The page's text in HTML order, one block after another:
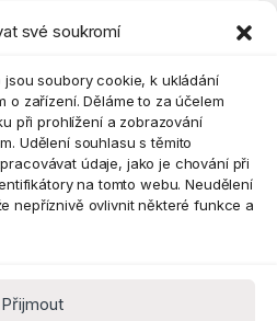
své soukromí
soubory cookie, k ukládání
o zařízení. Děláme to za účelem
při prohlížení a zobrazování
Udělení souhlasu s těmito
údaje, jako je chování při
na tomto webu. Neudělení
nepříznivě ovlivnit některé funkce a
Přijmout
Kontaktujte nás